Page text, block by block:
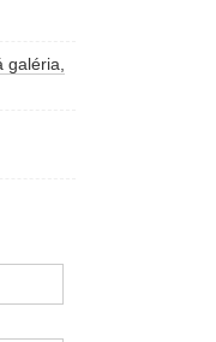
galéria,